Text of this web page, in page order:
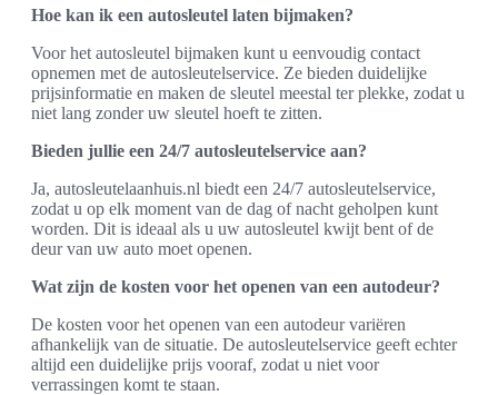
Hoe kan ik een autosleutel laten bijmaken?
Voor het autosleutel bijmaken kunt u eenvoudig contact
opnemen met de autosleutelservice. Ze bieden duidelijke
prijsinformatie en maken de sleutel meestal ter plekke, zodat u
niet lang zonder uw sleutel hoeft te zitten.
Bieden jullie een 24/7 autosleutelservice aan?
Ja, autosleutelaanhuis.nl biedt een 24/7 autosleutelservice,
zodat u op elk moment van de dag of nacht geholpen kunt
worden. Dit is ideaal als u uw autosleutel kwijt bent of de
deur van uw auto moet openen.
Wat zijn de kosten voor het openen van een autodeur?
De kosten voor het openen van een autodeur variëren
afhankelijk van de situatie. De autosleutelservice geeft echter
altijd een duidelijke prijs vooraf, zodat u niet voor
verrassingen komt te staan.